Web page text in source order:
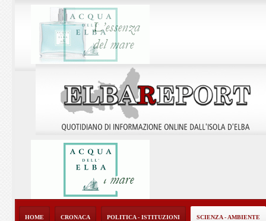
HOME CRONACA POLITICA - ISTITUZIONI SCIENZA - AMBIENTE